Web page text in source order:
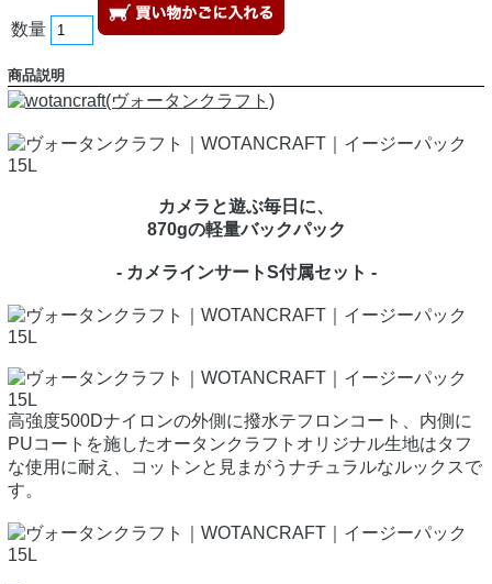
数量
商品説明
カメラと遊ぶ毎日に、
870gの軽量バックパック
- カメラインサートS付属セット -
高強度500Dナイロンの外側に撥水テフロンコート、内側に
PUコートを施したオータンクラフトオリジナル生地はタフ
な使用に耐え、コットンと見まがうナチュラルなルックスで
す。